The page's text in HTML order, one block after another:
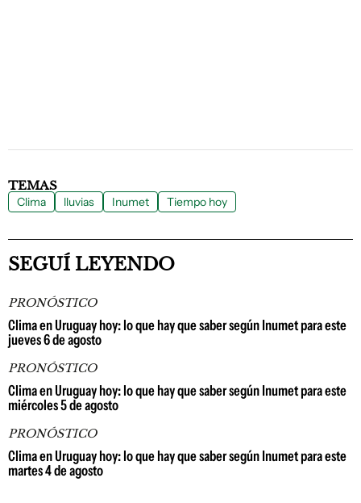
TEMAS
Clima lluvias Inumet Tiempo hoy
SEGUÍ LEYENDO
PRONÓSTICO
Clima en Uruguay hoy: lo que hay que saber según Inumet para este
jueves 6 de agosto
PRONÓSTICO
Clima en Uruguay hoy: lo que hay que saber según Inumet para este
miércoles 5 de agosto
PRONÓSTICO
Clima en Uruguay hoy: lo que hay que saber según Inumet para este
martes 4 de agosto